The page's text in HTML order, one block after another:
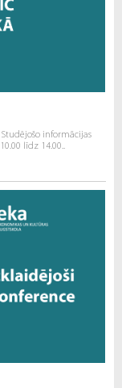
informācijas
līdz 14.00..